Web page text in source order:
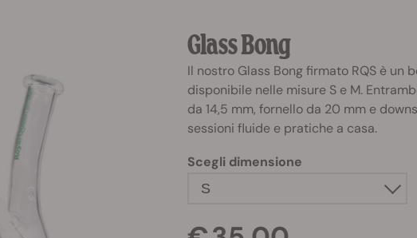
Glass Bong
Il nostro Glass Bong firmato RQS è un
disponibile nelle misure S e M.
da 14,5 mm, fornello da 20 mm e
sessioni fluide e pratiche a casa.
Scegli dimensione
S